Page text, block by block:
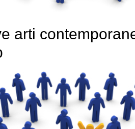
arti